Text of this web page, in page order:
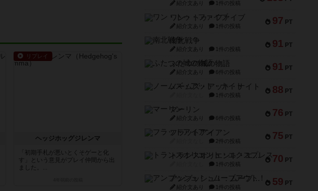
リプレイ
ヘッジホッグジレンマ
「初期手札が悪いとくそゲーと化
す」という意見がプレイ仲間から出
ました。...
紹介文あり 1件の投稿
97 PT
ワン・トゥ・ファイブ
紹介文あり 1件の投稿
91 PT
南北戦争
紹介文あり 1件の投稿
91 PT
ふたつの城の物語
紹介文あり 6件の投稿
88 PT
ノームズ・アット・ナイト
1件の投稿
76 PT
マーリン
紹介文あり 6件の投稿
75 PT
フラットアイアン
2件の投稿
70 PT
トランスオリエント・エクスプレス
1件の投稿
59 PT
アンブッシュ！：ムーブアウト！
紹介文あり 1件の投稿